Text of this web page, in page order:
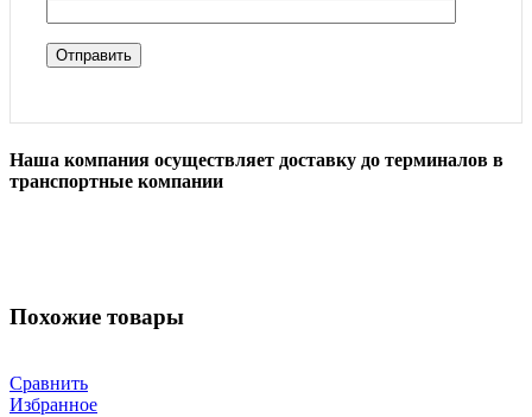
Наша компания осуществляет доставку до терминалов в
транспортные компании
Похожие товары
Сравнить
Избранное